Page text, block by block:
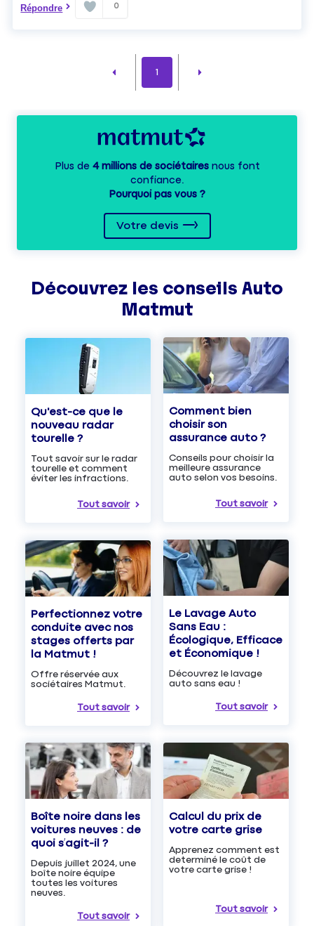
Répondre 0
1
Plus de 4 millions de sociétairesnous font
confiance.
Pourquoi pas vous ?
Votre devis
Découvrez les conseils Auto
Matmut
Qu'est-ce que le
nouveau radar
tourelle ?
Tout savoir sur le radar
tourelle et comment
éviter les infractions.
Tout savoir
Comment bien
choisir son
assurance auto ?
Conseils pour choisir la
meilleure assurance
auto selon vos besoins.
Tout savoir
Perfectionnez votre
conduite avec nos
stages offerts par
la Matmut !
Offre réservée aux
sociétaires Matmut.
Tout savoir
Le Lavage Auto
Sans Eau :
Écologique, Efficace
et Économique !
Découvrez le lavage
auto sans eau !
Tout savoir
Boîte noire dans les
voitures neuves : de
quoi s’agit-il ?
Depuis juillet 2024, une
boîte noire équipe
toutes les voitures
neuves.
Tout savoir
Calcul du prix de
votre carte grise
Apprenez comment est
determiné le coût de
votre carte grise !
Tout savoir